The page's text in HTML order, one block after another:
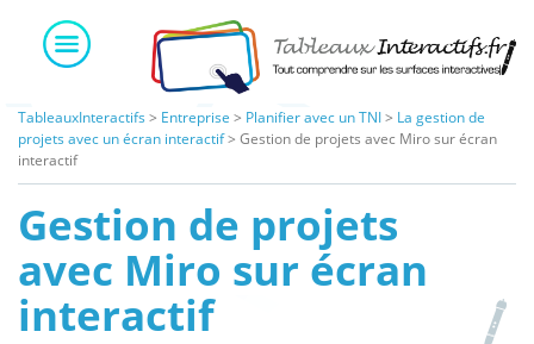
content
TableauxInteractifs > Entreprise > Planifier avec un TNI> La gestion de
projets avec un écran interactif> Gestion de projets avec Miro sur écran
interactif
Gestion de projets
avec Miro sur écran
interactif